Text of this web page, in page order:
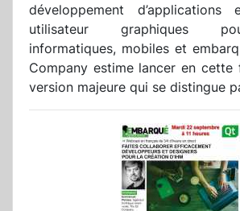
développement d’applications
utilisateur graphiques
informatiques, mobiles et
Company estime lancer en cette
version majeure qui se distingue